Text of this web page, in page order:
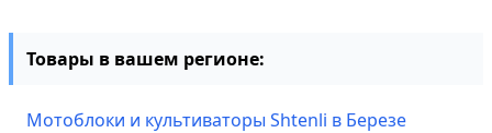
Товары в вашем регионе:
Мотоблоки и культиваторы Shtenli в Березе